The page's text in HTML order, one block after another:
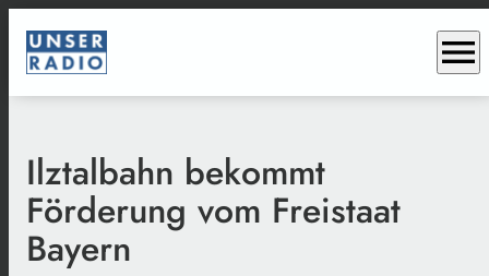
menu
Ilztalbahn bekommt
Förderung vom Freistaat
Bayern